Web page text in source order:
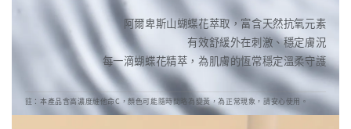
阿爾卑斯山蝴蝶花萃取，富含天然抗氧元素
有效舒緩外在刺激、穩定膚況
每一滴蝴蝶花精萃，為肌膚的恆常穩定溫柔守護
註：本產品含高濃度維他命C，顏色可能隨時間略為變黃，為正常現象，請安心使用。